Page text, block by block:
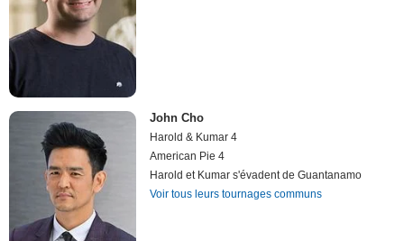
John Cho
Harold & Kumar 4
American Pie 4
Harold et Kumar s'évadent de Guantanamo
Voir tous leurs tournages communs